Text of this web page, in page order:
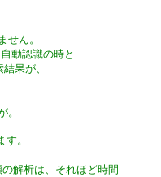
ん。
認識の時と
果が、
。
解析は、それほど時間